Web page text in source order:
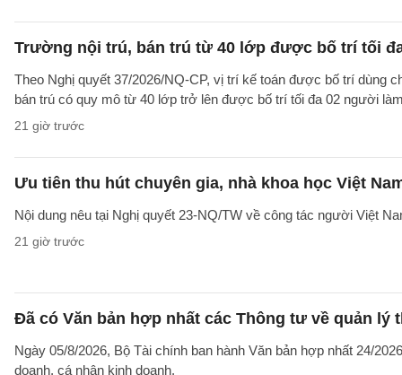
Trường nội trú, bán trú từ 40 lớp được bố trí tối
Theo Nghị quyết 37/2026/NQ-CP, vị trí kế toán được bố trí dùng
bán trú có quy mô từ 40 lớp trở lên được bố trí tối đa 02 người
21 giờ trước
Ưu tiên thu hút chuyên gia, nhà khoa học Việt
Nội dung nêu tại Nghị quyết 23-NQ/TW về công tác người Việt
21 giờ trước
Đã có Văn bản hợp nhất các Thông tư về quản lý
Ngày 05/8/2026, Bộ Tài chính ban hành Văn bản hợp nhất 24/
doanh, cá nhân kinh doanh.